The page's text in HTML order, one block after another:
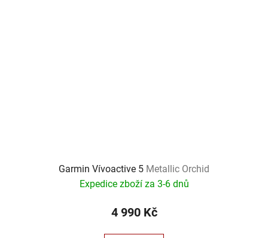
Garmin Vívoactive 5 Metallic Orchid
Expedice zboží za 3-6 dnů
4 990 Kč